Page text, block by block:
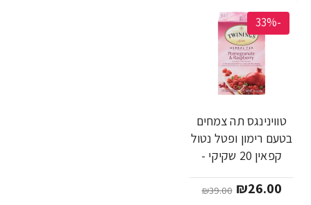
-33%
טווינינגס תה צמחים
בטעם רימון ופטל נטול
קפאין 20 שקיקי -
₪26.00
₪39.00